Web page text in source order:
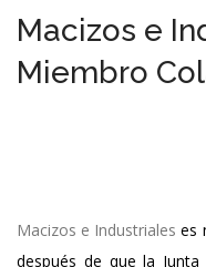
Macizos e
Miembro
Macizos e Industrialeses
después de que la